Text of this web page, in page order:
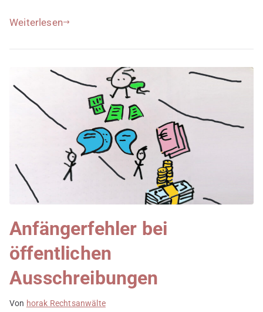
Weiterlesen
Anfängerfehler bei
öffentlichen
Ausschreibungen
Von horak Rechtsanwälte